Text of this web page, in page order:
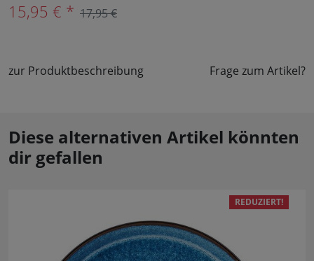
15,95 € * 17,95 €
zur Produktbeschreibung Frage zum Artikel?
Diese alternativen Artikel könnten
dir gefallen
REDUZIERT!